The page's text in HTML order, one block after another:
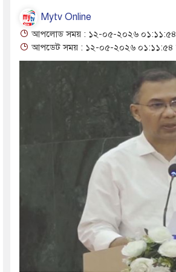
Mytv Online
আপলোড সময় : ১২-০৫-২০২৬ ০১:১১:৫৪
আপডেট সময় : ১২-০৫-২০২৬ ০১:১১:৫৪